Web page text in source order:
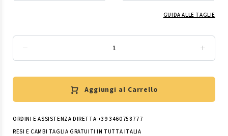
GUIDA ALLE TAGLIE
Aggiungi al Carrello
ORDINI E ASSISTENZA DIRETTA +39 3460758777
RESI E CAMBI TAGLIA GRATUITI IN TUTTA ITALIA